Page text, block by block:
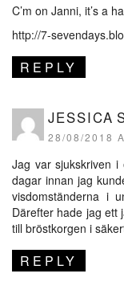
C’m on Janni, it’s a
http://7-
REPLY
JESSICA
28/08/2018
Jag var sjukskriven
dagar innan jag
visdomständerna i
Därefter hade jag ett
till bröstkorgen i
REPLY